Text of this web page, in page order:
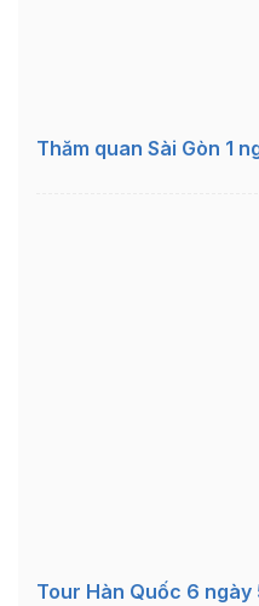
Thăm quan Sài Gòn 1
Tour Hàn Quốc 6 ngày